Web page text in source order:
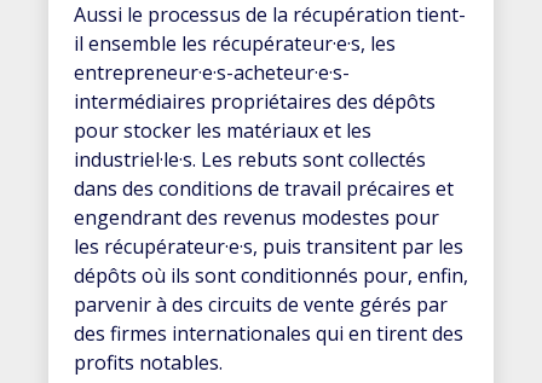
Aussi le processus de la récupération tient-
il ensemble les récupérateur·e·s, les
entrepreneur·e·s-acheteur·e·s-
intermédiaires propriétaires des dépôts
pour stocker les matériaux et les
industriel·le·s. Les rebuts sont collectés
dans des conditions de travail précaires et
engendrant des revenus modestes pour
les récupérateur·e·s, puis transitent par les
dépôts où ils sont conditionnés pour, enfin,
parvenir à des circuits de vente gérés par
des firmes internationales qui en tirent des
profits notables.